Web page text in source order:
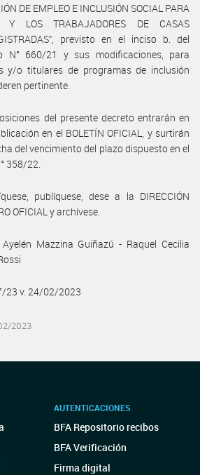
DE EMPLEO E INCLUSIÓN SOCIAL PARA
Y LOS TRABAJADORES DE CASAS
previsto en el inciso b. del
N° 660/21 y sus modificaciones, para
y/o titulares de programas de inclusión
pertinente.
del presente decreto entrarán en
en el BOLETÍN OFICIAL, y surtirán
del vencimiento del plazo dispuesto en el
358/22.
publíquese, dese a la DIRECCIÓN
OFICIAL y archívese.
Ayelén Mazzina Guiñazú - Raquel Cecilia
23 v. 24/02/2023
2023
AUTENTICACIONES
BFA Repositorio recibos
BFA Verificación
Firma digital